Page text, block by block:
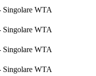
Singolare WTA
Singolare WTA
Singolare WTA
Singolare WTA